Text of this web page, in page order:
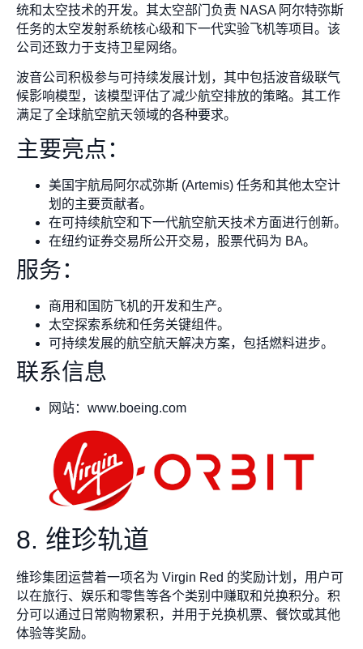
统和太空技术的开发。其太空部门负责 NASA 阿尔特弥斯
任务的太空发射系统核心级和下一代实验飞机等项目。该
公司还致力于支持卫星网络。
波音公司积极参与可持续发展计划，其中包括波音级联气
候影响模型，该模型评估了减少航空排放的策略。其工作
满足了全球航空航天领域的各种要求。
主要亮点：
美国宇航局阿尔忒弥斯 (Artemis) 任务和其他太空计
划的主要贡献者。
在可持续航空和下一代航空航天技术方面进行创新。
在纽约证券交易所公开交易，股票代码为 BA。
服务：
商用和国防飞机的开发和生产。
太空探索系统和任务关键组件。
可持续发展的航空航天解决方案，包括燃料进步。
联系信息
网站：www.boeing.com
8. 维珍轨道
维珍集团运营着一项名为 Virgin Red 的奖励计划，用户可
以在旅行、娱乐和零售等各个类别中赚取和兑换积分。积
分可以通过日常购物累积，并用于兑换机票、餐饮或其他
体验等奖励。